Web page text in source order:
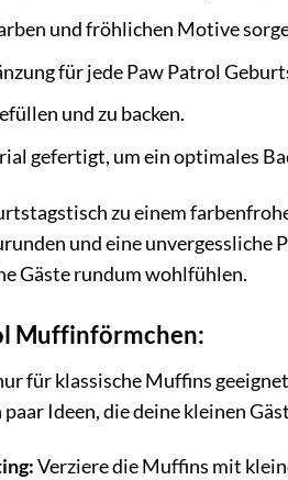
und fröhlichen Motive
für jede Paw Patrol
und zu backen.
gefertigt, um ein optimales
zu einem
und eine
Gäste rundum wohlfühlen.
Muffinförmchen:
für klassische Muffins
Ideen, die deine kleinen
Verziere die Muffins mit